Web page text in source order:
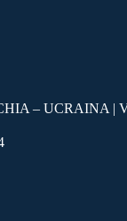
– UCRAINA |